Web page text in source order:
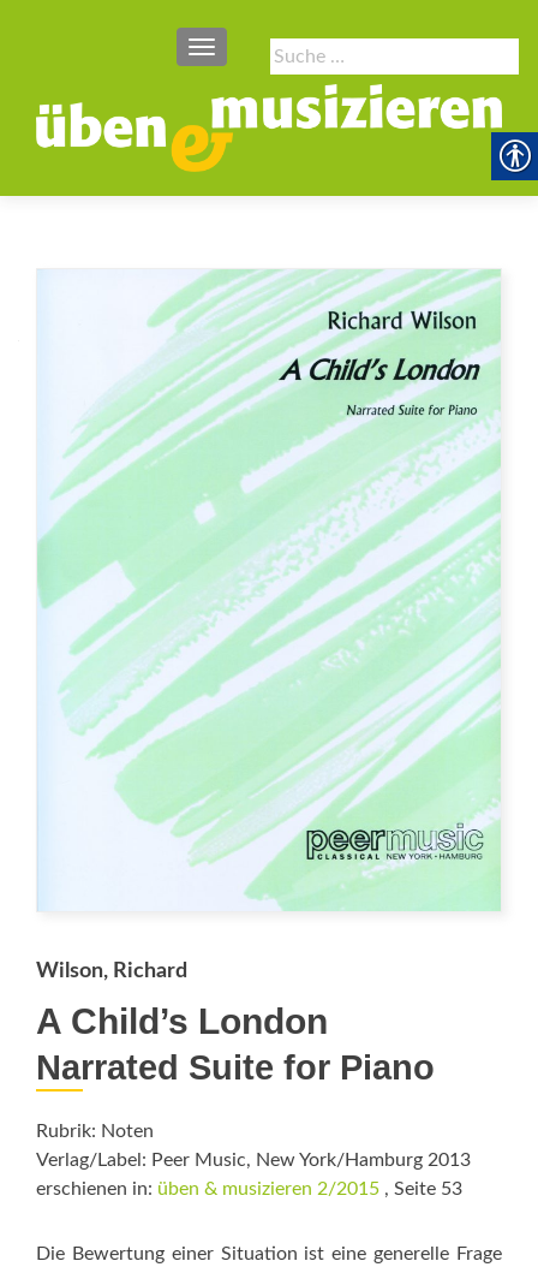
Suche
nach:
SCHALTE NAVIGATION
Wilson, Richard
A Child’s London
Narrated Suite for Piano
Rubrik: Noten
Verlag/Label: Peer Music, New York/Hamburg 2013
erschienen in: üben & musizieren 2/2015 , Seite 53
Die Bewertung einer Situation ist eine generelle Frage